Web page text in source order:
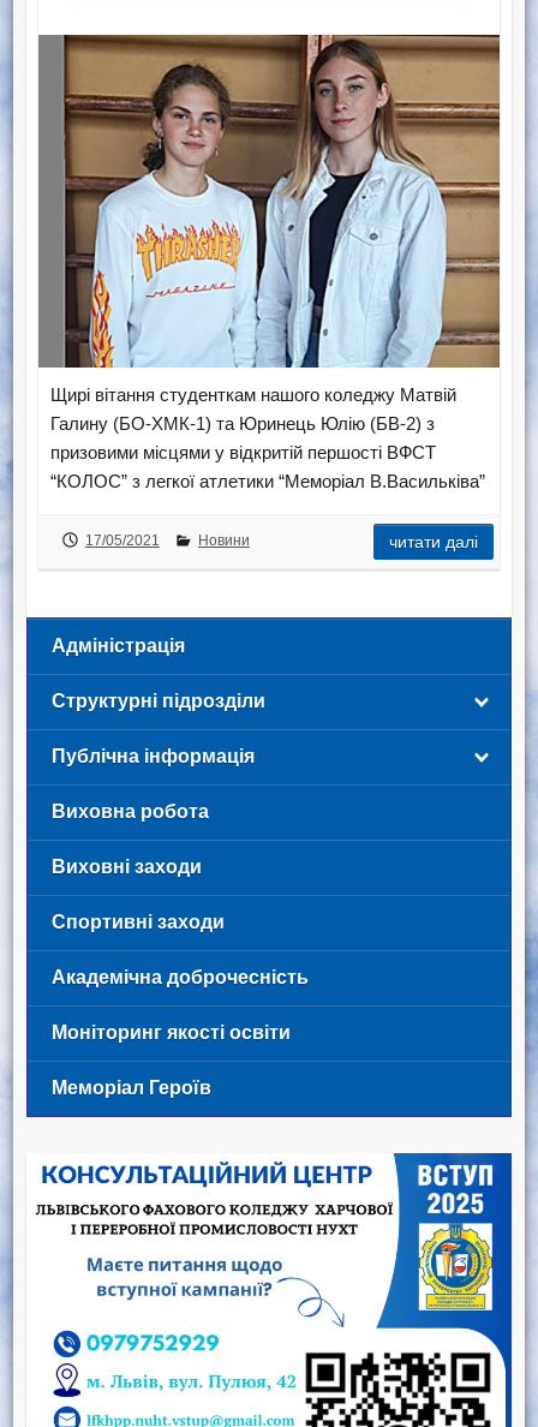
Щирі вітання студенткам нашого коледжу Матвій
Галину (БО-ХМК-1) та Юринець Юлію (БВ-2) з
призовими місцями у відкритій першості ВФСТ
“КОЛОС” з легкої атлетики “Меморіал В.Васильківа”
17/05/2021 Новини читати далі
Адміністрація
Структурні підрозділи
Публічна інформація
Виховна робота
Виховні заходи
Спортивні заходи
Академічна доброчесність
Моніторинг якості освіти
Меморіал Героїв